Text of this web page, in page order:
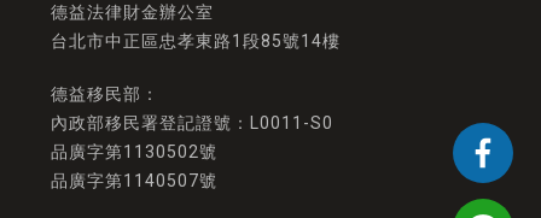
德益法律財金辦公室
台北市中正區忠孝東路1段85號14樓
德益移民部：
內政部移民署登記證號：L0011-S0
品廣字第1130502號
品廣字第1140507號